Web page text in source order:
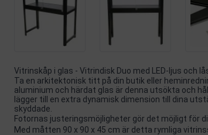
Vitrinskåp i glas - Vitrindisk Duo med LED-ljus och
Ta en arkitektonisk titt på din butik eller
aluminium och härdat glas är denna utsökta och
lägger till en extra dynamisk dimension till dina
skyddade.
Fotornas justeringsmöjligheter gör det möjligt för
Med måtten 90 x 90 x 45 cm är detta rymliga